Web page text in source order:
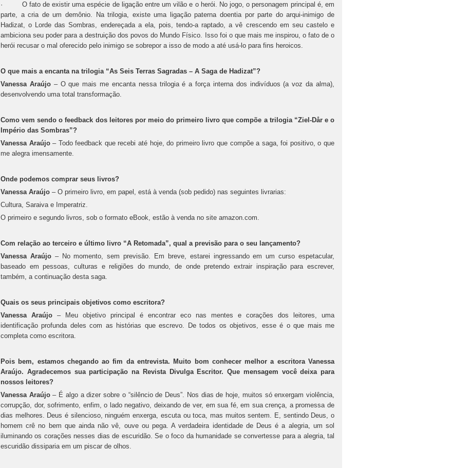
· O fato de existir uma espécie de ligação entre um vilão e o herói. No jogo, o personagem principal é, em
parte, a cria de um demônio. Na trilogia, existe uma ligação paterna doentia por parte do arqui-inimigo de
Hadizat, o Lorde das Sombras, endereçada a ela, pois, tendo-a raptado, a vê crescendo em seu castelo e
ambiciona seu poder para a destruição dos povos do Mundo Físico. Isso foi o que mais me inspirou, o fato de o
herói recusar o mal oferecido pelo inimigo se sobrepor a isso de modo a até usá-lo para fins heroicos.
O que mais a encanta na trilogia “As Seis Terras Sagradas – A Saga de Hadizat”?
Vanessa Araújo – O que mais me encanta nessa trilogia é a força interna dos indivíduos (a voz da alma),
desenvolvendo uma total transformação.
Como vem sendo o feedback dos leitores por meio do primeiro livro que compõe a trilogia “Ziel-Dår e o
Império das Sombras”?
Vanessa Araújo– Todo feedback que recebi até hoje, do primeiro livro que compõe a saga, foi positivo, o que
me alegra imensamente.
Onde podemos comprar seus livros?
Vanessa Araújo – O primeiro livro, em papel, está à venda (sob pedido) nas seguintes livrarias:
Cultura, Saraiva e Imperatriz.
O primeiro e segundo livros, sob o formato eBook, estão à venda no site amazon.com.
Com relação ao terceiro e último livro “A Retomada”, qual a previsão para o seu lançamento?
Vanessa Araújo – No momento, sem previsão. Em breve, estarei ingressando em um curso espetacular,
baseado em pessoas, culturas e religiões do mundo, de onde pretendo extrair inspiração para escrever,
também, a continuação desta saga.
Quais os seus principais objetivos como escritora?
Vanessa Araújo – Meu objetivo principal é encontrar eco nas mentes e corações dos leitores, uma
identificação profunda deles com as histórias que escrevo. De todos os objetivos, esse é o que mais me
completa como escritora.
Pois bem, estamos chegando ao fim da entrevista. Muito bom conhecer melhor a escritora Vanessa
Araújo. Agradecemos sua participação na Revista Divulga Escritor. Que mensagem você deixa para
nossos leitores?
Vanessa Araújo– É algo a dizer sobre o “silêncio de Deus”. Nos dias de hoje, muitos só enxergam violência,
corrupção, dor, sofrimento, enfim, o lado negativo, deixando de ver, em sua fé, em sua crença, a promessa de
dias melhores. Deus é silencioso, ninguém enxerga, escuta ou toca, mas muitos sentem. E, sentindo Deus, o
homem crê no bem que ainda não vê, ouve ou pega. A verdadeira identidade de Deus é a alegria, um sol
iluminando os corações nesses dias de escuridão. Se o foco da humanidade se convertesse para a alegria, tal
escuridão dissiparia em um piscar de olhos.